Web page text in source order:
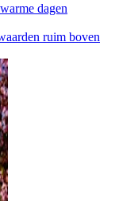
dagen
ruim boven